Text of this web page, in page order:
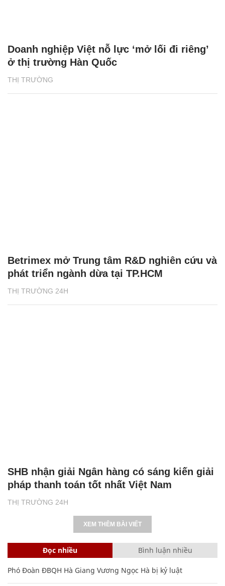
THỊ TRƯỜNG
Doanh nghiệp Việt nỗ lực ‘mở lối đi riêng’
ở thị trường Hàn Quốc
THỊ TRƯỜNG 24H
Betrimex mở Trung tâm R&D nghiên cứu và
phát triển ngành dừa tại TP.HCM
THỊ TRƯỜNG 24H
SHB nhận giải Ngân hàng có sáng kiến giải
pháp thanh toán tốt nhất Việt Nam
XEM THÊM BÀI VIẾT
Đọc nhiều Bình luận nhiều
Phó Đoàn ĐBQH Hà Giang Vương Ngọc Hà bị kỷ luật